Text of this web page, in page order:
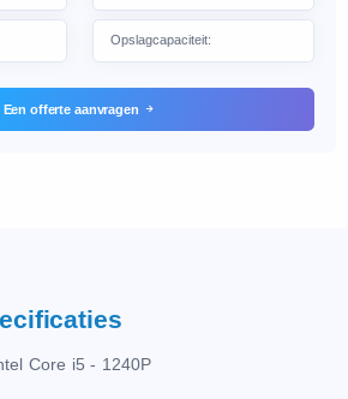
Een offerte aanvragen
Core i5 - 1240P